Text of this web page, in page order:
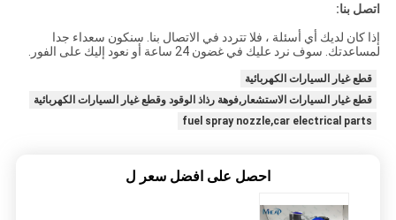
اتصل بنا:
إذا كان لديك أي أسئلة ، فلا تتردد في الاتصال بنا. سنكون سعداء جدا
لمساعدتك. سوف نرد عليك في غضون 24 ساعة أو نعود إليك على الفور.
قطع غيار السيارات الكهربائية
قطع غيار السيارات الاستشعار,فوهة رذاذ الوقود وقطع غيار السيارات الكهربائية
fuel spray nozzle,car electrical parts
احصل على افضل سعر ل